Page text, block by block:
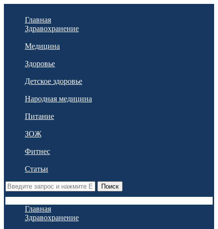
Главная
Здравохранение
Медицина
Здоровье
Детское здоровье
Народная медицина
Питание
ЗОЖ
Фитнес
Статьи
Поиск
Главная
Здравохранение